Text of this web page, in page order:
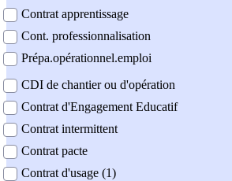
Contrat apprentissage
Cont. professionnalisation
Prépa.opérationnel.emploi
CDI de chantier ou d'opération
Contrat d'Engagement Educatif
Contrat intermittent
Contrat pacte
Contrat d'usage (1)